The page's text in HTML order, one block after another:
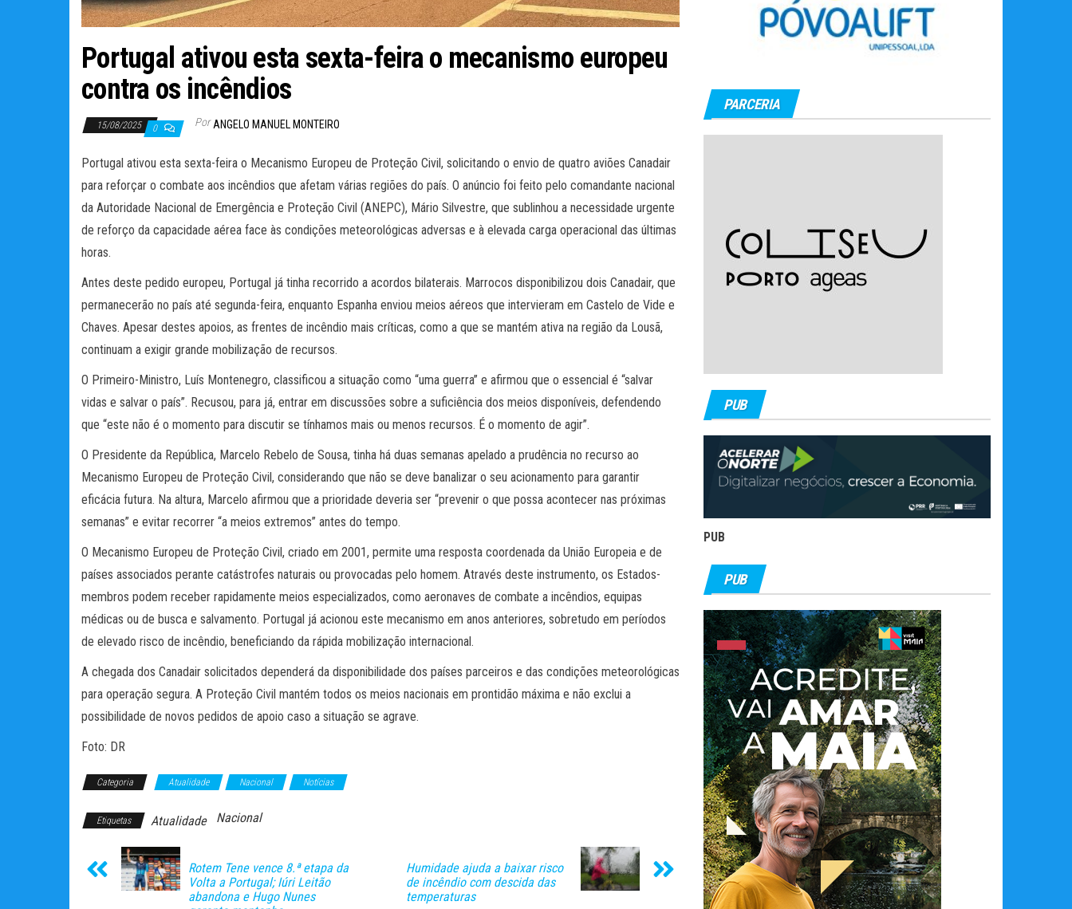
Portugal ativou esta sexta-feira o mecanismo europeu
contra os incêndios
15/08/2025 0 Por ANGELO MANUEL MONTEIRO
Portugal ativou esta sexta-feira o Mecanismo Europeu de Proteção Civil, solicitando o envio de quatro aviões Canadair
para reforçar o combate aos incêndios que afetam várias regiões do país. O anúncio foi feito pelo comandante nacional
da Autoridade Nacional de Emergência e Proteção Civil (ANEPC), Mário Silvestre, que sublinhou a necessidade urgente
de reforço da capacidade aérea face às condições meteorológicas adversas e à elevada carga operacional das últimas
horas.
Antes deste pedido europeu, Portugal já tinha recorrido a acordos bilaterais. Marrocos disponibilizou dois Canadair, que
permanecerão no país até segunda-feira, enquanto Espanha enviou meios aéreos que intervieram em Castelo de Vide e
Chaves. Apesar destes apoios, as frentes de incêndio mais críticas, como a que se mantém ativa na região da Lousã,
continuam a exigir grande mobilização de recursos.
O Primeiro-Ministro, Luís Montenegro, classificou a situação como “uma guerra” e afirmou que o essencial é “salvar
vidas e salvar o país”. Recusou, para já, entrar em discussões sobre a suficiência dos meios disponíveis, defendendo
que “este não é o momento para discutir se tínhamos mais ou menos recursos. É o momento de agir”.
O Presidente da República, Marcelo Rebelo de Sousa, tinha há duas semanas apelado a prudência no recurso ao
Mecanismo Europeu de Proteção Civil, considerando que não se deve banalizar o seu acionamento para garantir
eficácia futura. Na altura, Marcelo afirmou que a prioridade deveria ser “prevenir o que possa acontecer nas próximas
semanas” e evitar recorrer “a meios extremos” antes do tempo.
O Mecanismo Europeu de Proteção Civil, criado em 2001, permite uma resposta coordenada da União Europeia e de
países associados perante catástrofes naturais ou provocadas pelo homem. Através deste instrumento, os Estados-
membros podem receber rapidamente meios especializados, como aeronaves de combate a incêndios, equipas
médicas ou de busca e salvamento. Portugal já acionou este mecanismo em anos anteriores, sobretudo em períodos
de elevado risco de incêndio, beneficiando da rápida mobilização internacional.
A chegada dos Canadair solicitados dependerá da disponibilidade dos países parceiros e das condições meteorológicas
para operação segura. A Proteção Civil mantém todos os meios nacionais em prontidão máxima e não exclui a
possibilidade de novos pedidos de apoio caso a situação se agrave.
Foto: DR
Categoria Atualidade Nacional Notícias
Etiquetas Atualidade Nacional
Rotem Tene vence 8.ª etapa da
Volta a Portugal; Iúri Leitão
abandona e Hugo Nunes
Humidade ajuda a baixar risco
de incêndio com descida das
temperaturas
PARCERIA
PUB
PUB
PUB